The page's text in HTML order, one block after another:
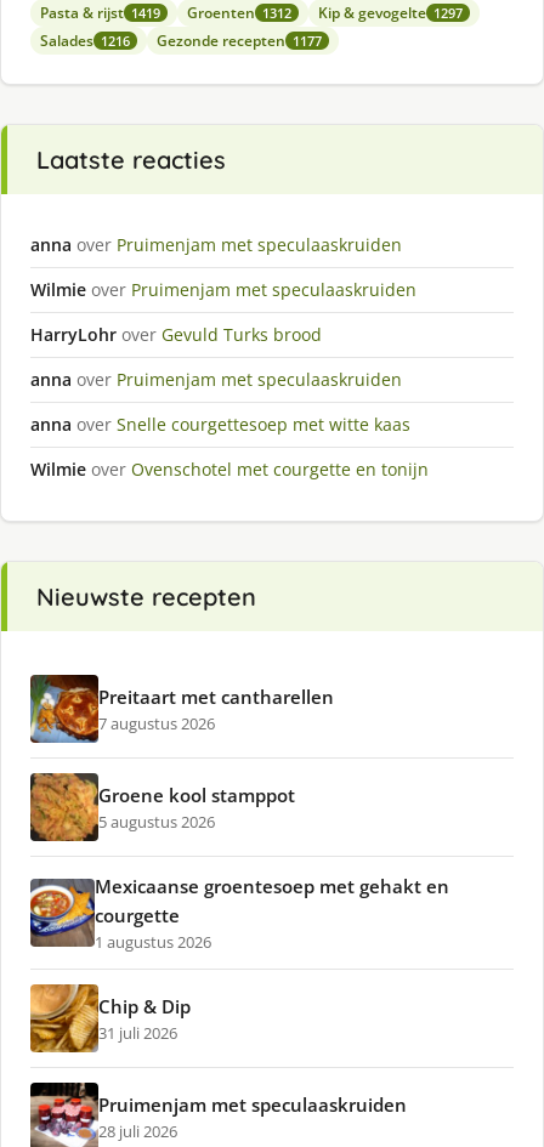
Pasta & rijst 1419 Groenten 1312 Kip & gevogelte 1297
Salades 1216 Gezonde recepten 1177
Laatste reacties
anna over Pruimenjam met speculaaskruiden
Wilmie over Pruimenjam met speculaaskruiden
HarryLohr over Gevuld Turks brood
anna over Pruimenjam met speculaaskruiden
anna over Snelle courgettesoep met witte kaas
Wilmie over Ovenschotel met courgette en tonijn
Nieuwste recepten
Preitaart met cantharellen
7 augustus 2026
Groene kool stamppot
5 augustus 2026
Mexicaanse groentesoep met gehakt en
courgette
1 augustus 2026
Chip & Dip
31 juli 2026
Pruimenjam met speculaaskruiden
28 juli 2026